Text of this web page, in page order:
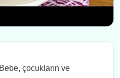
çocukların ve